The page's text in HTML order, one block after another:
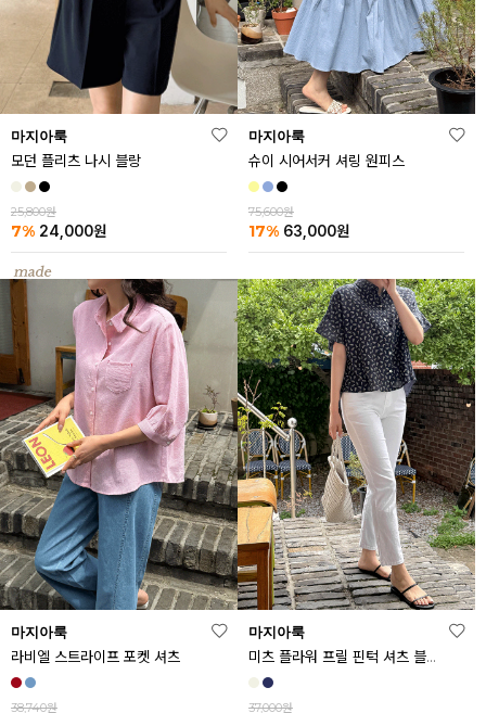
마지아룩
모던 플리츠 나시 블랑
25,800원
7% 24,000원
마지아룩
슈이 시어서커 셔링 원피스
75,600원
17% 63,000원
마지아룩
라비엘 스트라이프 포켓 셔츠
38,740원
마지아룩
미츠 플라워 프릴 핀턱 셔츠 블라우스
37,000원